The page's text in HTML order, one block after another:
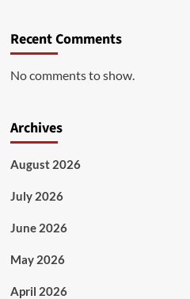
Recent Comments
No comments to show.
Archives
August 2026
July 2026
June 2026
May 2026
April 2026